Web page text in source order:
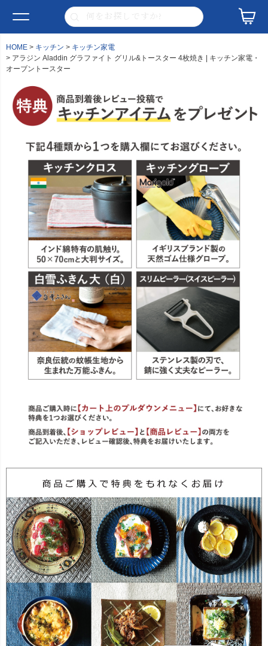
HOME キッチン
キッチン家電
アラジン Aladdin グラファイト グリル&トースター 4枚焼き | キッチン家電・
オーブントースター